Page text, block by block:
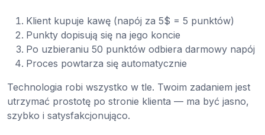
Klient kupuje kawę (napój za 5$ = 5 punktów)
Punkty dopisują się na jego koncie
Po uzbieraniu 50 punktów odbiera darmowy napój
Proces powtarza się automatycznie
Technologia robi wszystko w tle. Twoim zadaniem jest
utrzymać prostotę po stronie klienta — ma być jasno,
szybko i satysfakcjonująco.